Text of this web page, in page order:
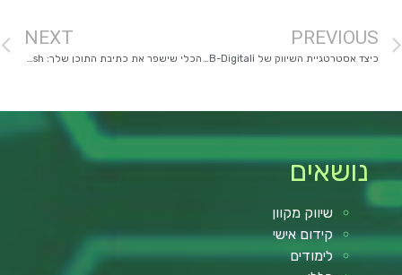
PREVIOUS
כיצד אסטרטגיית השיווק של B-Digitali הזינקה את התנועה והמכירות באתר שלנו
NEXT
הכלי שישפר את כתיבת התוכן שלך: 2Slash – תוסף AI לכתיבה יעילה
נושאים
שיווק מקוון
קידום אישי
לימודים